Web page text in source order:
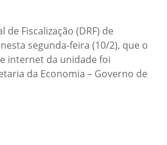
de Fiscalização (DRF) de
segunda-feira (10/2), que o
internet da unidade foi
da Economia – Governo de